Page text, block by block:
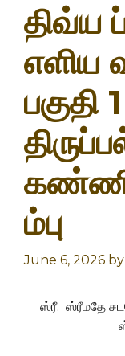
திவ்ய
எளிய
ம்பு
June 6, 2026 by
ஸ்ரீ: ஸ்ரீமதே